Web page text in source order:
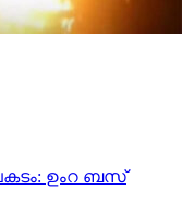
ഉംറ ബസ്